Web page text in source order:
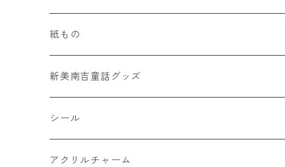
季節のはんこ
どうぶつはんこ
紙もの
一筆箋
カード
レターセット
新美南吉童話グッズ
シール
アクリルチャーム